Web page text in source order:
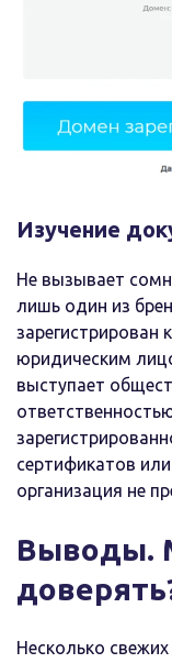
Изучение
Не вызывает
лишь один из
зарегистрирован
юридическим
выступает
сертификатов
организация не
Выводы.
Несколько